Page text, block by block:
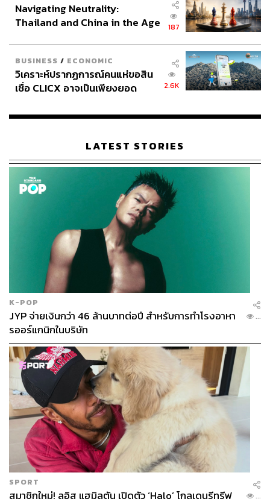
Navigating Neutrality:
Thailand and China in the Age
187
BUSINESS / ECONOMIC
วิเคราะห์ปรากฏการณ์คนแห่ขอสิน
เชื่อ CLICX อาจเป็นเพียงยอด
เรือนไทยที่ถูกซุกไว้
2.6K
LATEST STORIES
K-POP
JYP จ่ายเงินกว่า 46 ล้านบาทต่อปี สำหรับการทำโรงอาหา
รออร์แกนิกในบริษัท
...
SPORT
สมาชิกใหม่! ลูอิส แฮมิลตัน เปิดตัว ‘Halo’ โกลเดนรีทรีฟ ...